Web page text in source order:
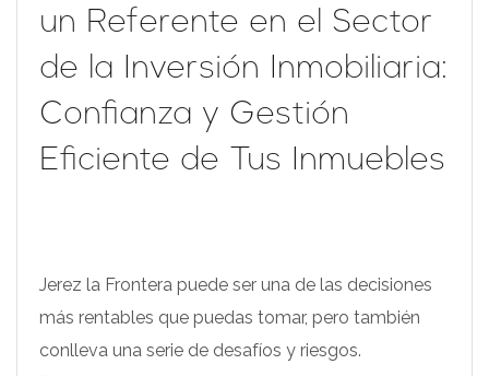
un Referente en el Sector
de la Inversión Inmobiliaria:
Confianza y Gestión
Eficiente de Tus Inmuebles
Jerez la Frontera puede ser una de las decisiones
más rentables que puedas tomar, pero también
conlleva una serie de desafíos y riesgos.